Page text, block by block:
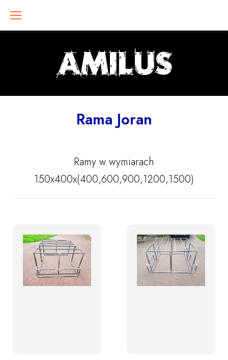
Skip
wystawienniczo-
Rama Joran
Ramy w wymiarach
150x400x(400,600,900,1200,1500)